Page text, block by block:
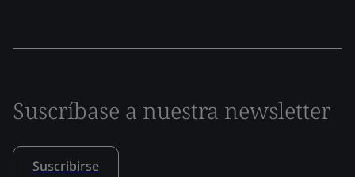
Suscríbase a nuestra newsletter
Suscribirse